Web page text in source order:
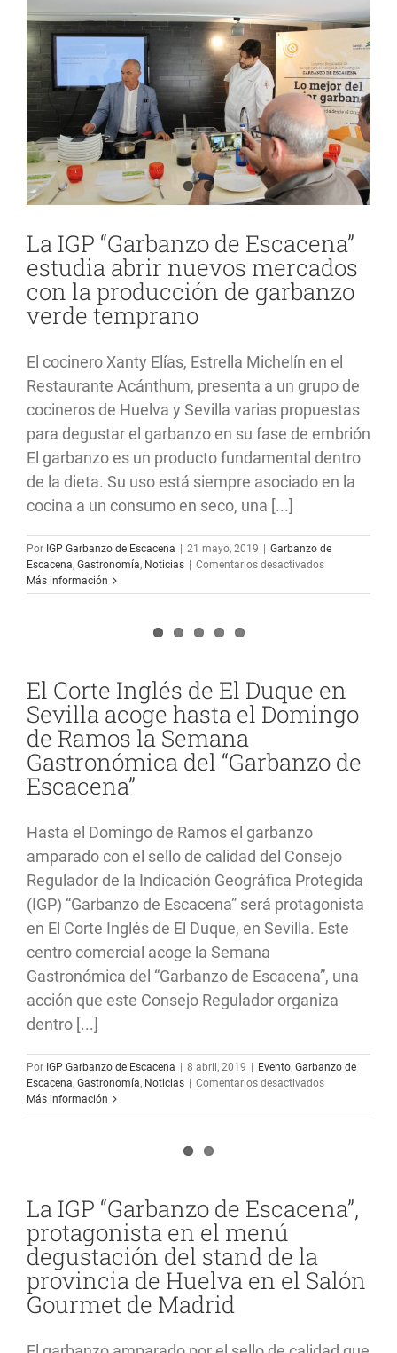
La IGP “Garbanzo de Escacena”
estudia abrir nuevos mercados
con la producción de garbanzo
verde temprano
El cocinero Xanty Elías, Estrella Michelín en el
Restaurante Acánthum, presenta a un grupo de
cocineros de Huelva y Sevilla varias propuestas
para degustar el garbanzo en su fase de embrión
El garbanzo es un producto fundamental dentro
de la dieta. Su uso está siempre asociado en la
cocina a un consumo en seco, una [...]
Por IGP Garbanzo de Escacena | 21 mayo, 2019 | Garbanzo de
Escacena, Gastronomía, Noticias | Comentarios desactivadosen
IGP
nuevos
con
producción
de
Más información
El Corte Inglés de El Duque en
Sevilla acoge hasta el Domingo
de Ramos la Semana
Gastronómica del “Garbanzo de
Escacena”
Hasta el Domingo de Ramos el garbanzo
amparado con el sello de calidad del Consejo
Regulador de la Indicación Geográfica Protegida
(IGP) “Garbanzo de Escacena” será protagonista
en El Corte Inglés de El Duque, en Sevilla. Este
centro comercial acoge la Semana
Gastronómica del “Garbanzo de Escacena”, una
acción que este Consejo Regulador organiza
dentro [...]
Por IGP Garbanzo de Escacena | 8 abril, 2019 | Evento, Garbanzo de
Escacena, Gastronomía, Noticias | Comentarios desactivadosen
Corte
Sevilla
Domingo
de
Más información
La IGP “Garbanzo de Escacena”,
protagonista en el menú
degustación del stand de la
provincia de Huelva en el Salón
Gourmet de Madrid